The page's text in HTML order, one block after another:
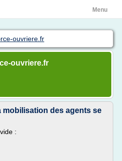
Menu
ouvriere.fr
ouvriere.fr
mobilisation des agents se
: